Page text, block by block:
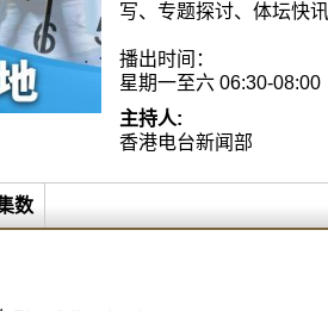
写、专题探讨、体坛快
播出时间：
星期一至六 06:30-08:00
主持人:
香港电台新闻部
数